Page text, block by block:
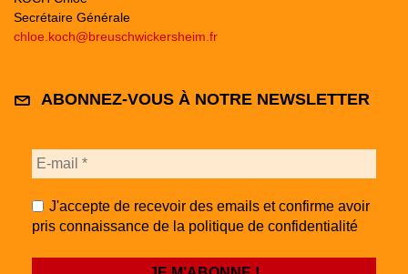
Secrétaire Générale
chloe.koch@breuschwickersheim.fr
ABONNEZ-VOUS À NOTRE NEWSLETTER
J'accepte de recevoir des emails et confirme avoir
pris connaissance de la politique de confidentialité